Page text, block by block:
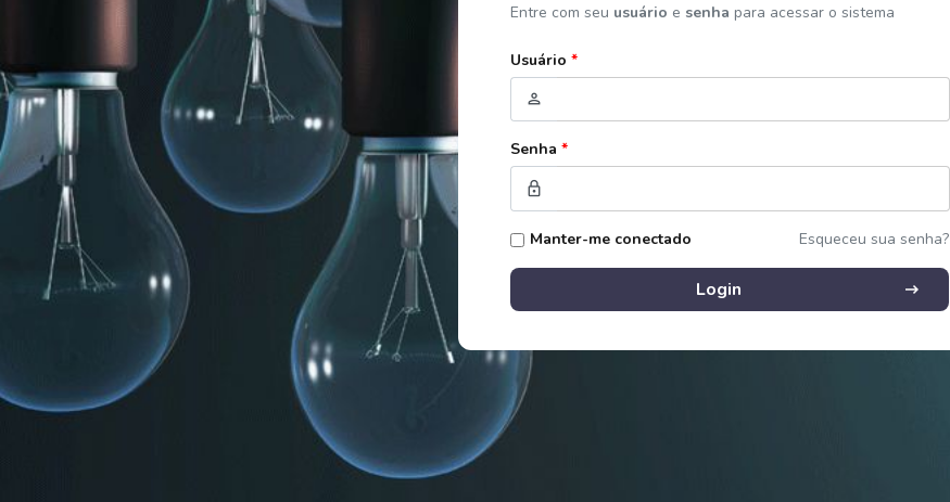
Entre com seu usuário e senha para acessar o sistema
Usuário *
person
Senha *
lock
Manter-me conectado Esqueceu sua senha?
Login arrow_right_alt